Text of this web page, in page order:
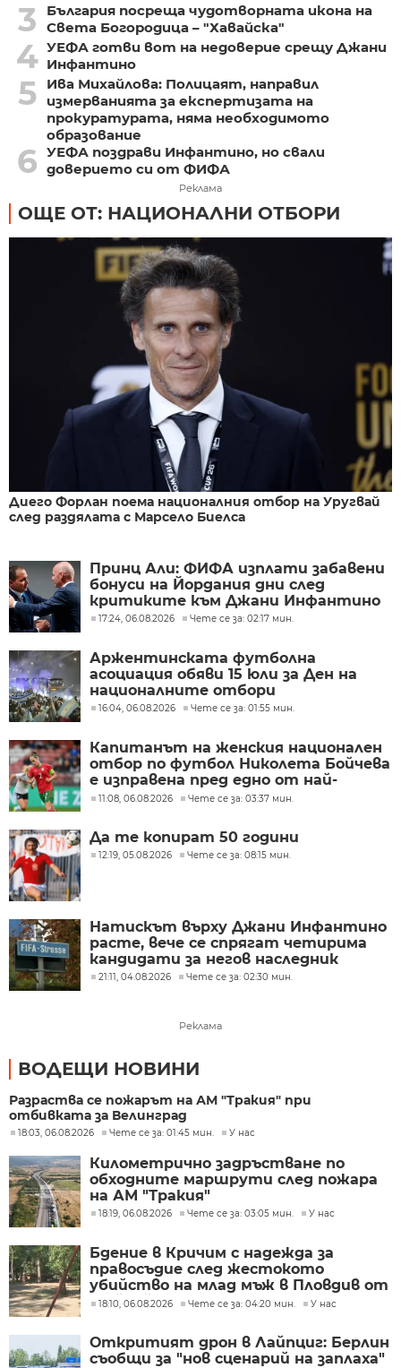
3
България посреща чудотворната икона на
Света Богородица – "Хавайска"
4 УЕФА готви вот на недоверие срещу Джани
Инфантино
5
Ива Михайлова: Полицаят, направил
измерванията за експертизата на
прокуратурата, няма необходимото
образование
6 УЕФА поздрави Инфантино, но свали
доверието си от ФИФА
Реклама
ОЩЕ ОТ: НАЦИОНАЛНИ ОТБОРИ
Диего Форлан поема националния отбор на Уругвай
след раздялата с Марсело Биелса
Принц Али: ФИФА изплати забавени
бонуси на Йордания дни след
критиките към Джани Инфантино
17:24, 06.08.2026 Чете се за: 02:17 мин.
Аржентинската футболна
асоциация обяви 15 юли за Ден на
националните отбори
16:04, 06.08.2026 Чете се за: 01:55 мин.
Капитанът на женския национален
отбор по футбол Николета Бойчева
е изправена пред едно от най-
трудните решения в своята
11:08, 06.08.2026 Чете се за: 03:37 мин.
Да те копират 50 години
12:19, 05.08.2026 Чете се за: 08:15 мин.
Натискът върху Джани Инфантино
расте, вече се спрягат четирима
кандидати за негов наследник
21:11, 04.08.2026 Чете се за: 02:30 мин.
Реклама
ВОДЕЩИ НОВИНИ
Разраства се пожарът на АМ "Тракия" при
отбивката за Велинград
18:03, 06.08.2026 Чете се за: 01:45 мин. У нас
Километрично задръстване по
обходните маршрути след пожара
на АМ "Тракия"
18:19, 06.08.2026 Чете се за: 03:05 мин. У нас
Бдение в Кричим с надежда за
правосъдие след жестокото
убийство на млад мъж в Пловдив от
тийнейджъри
18:10, 06.08.2026 Чете се за: 04:20 мин. У нас
Откритият дрон в Лайпциг: Берлин
съобщи за "нов сценарий на заплаха"